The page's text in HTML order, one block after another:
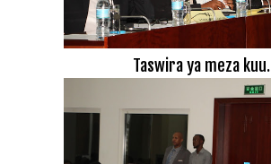
Taswira ya meza kuu.